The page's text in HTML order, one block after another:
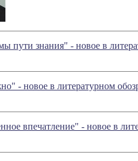
пути знания" - новое в
- новое в литературном
впечатление" - новое в